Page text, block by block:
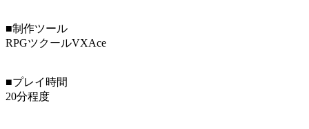
■制作ツール
RPGツクールVXAce
■プレイ時間
20分程度